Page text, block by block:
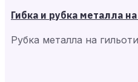
Гибка и рубка металла
Рубка металла на